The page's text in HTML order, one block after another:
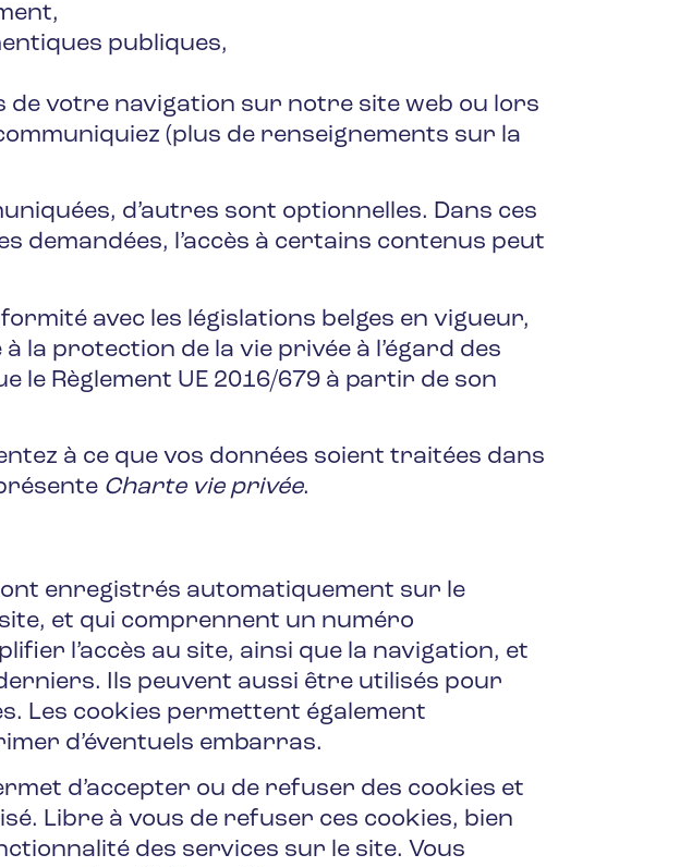
publiques,
de votre navigation sur notre site web ou lors
(plus de renseignements sur la
d’autres sont optionnelles. Dans ces
demandées, l’accès à certains contenus peut
avec les législations belges en vigueur,
la protection de la vie privée à l’égard des
Règlement UE 2016/679 à partir de son
à ce que vos données soient traitées dans
Charte vie privée.
enregistrés automatiquement sur le
et qui comprennent un numéro
l’accès au site, ainsi que la navigation, et
Ils peuvent aussi être utilisés pour
Les cookies permettent également
d’éventuels embarras.
d’accepter ou de refuser des cookies et
Libre à vous de refuser ces cookies, bien
des services sur le site. Vous